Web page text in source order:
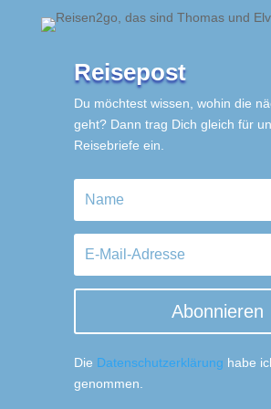
Reisepost
Du möchtest wissen, wohin die
geht? Dann trag Dich gleich für
Reisebriefe ein.
Abonnieren
Die Datenschutzerklärung habe
genommen.